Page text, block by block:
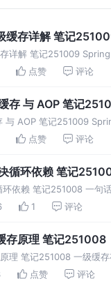
缓存详解 笔记
详解 笔记251009
循环依赖和 AOP 代理协
点赞 评论
存 与 AOP 笔记
与 AOP 笔记251009
关系，正是为了正确处
点赞 评论
循环依赖 笔记
依赖 笔记251008 一句
/ setter 循环依赖」，靠
1 评论
存原理 笔记251008
理 笔记251008 一级缓
缓存存储: 完成实例化,未
点赞 评论